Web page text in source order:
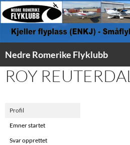
Nedre Romerike Flyklubb
TIL
INNHOLD
ROY REUTERDAL
Profil
Emner startet
Svar opprettet